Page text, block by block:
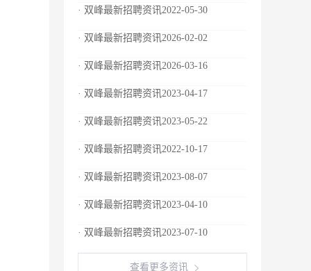
· 双峰最新招聘资讯2022-05-30
· 双峰最新招聘资讯2026-02-02
· 双峰最新招聘资讯2026-03-16
· 双峰最新招聘资讯2023-04-17
· 双峰最新招聘资讯2023-05-22
· 双峰最新招聘资讯2022-10-17
· 双峰最新招聘资讯2023-08-07
· 双峰最新招聘资讯2023-04-10
· 双峰最新招聘资讯2023-07-10
查看更多资讯